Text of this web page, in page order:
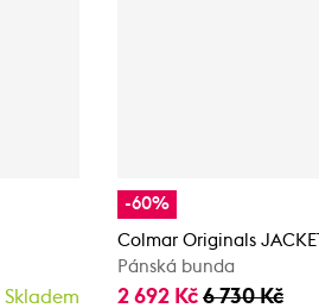
Skladem
-60%
Colmar Originals JACKET
Pánská bunda
2 692 Kč 6 730 Kč